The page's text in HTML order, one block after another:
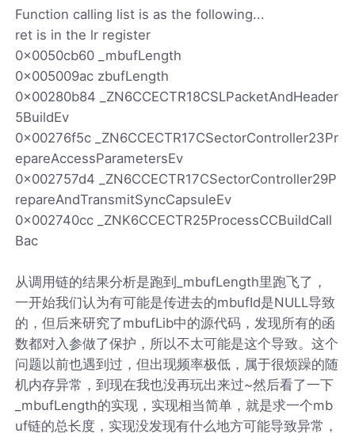
Function calling list is as the following...
ret is in the lr register
0x0050cb60 _mbufLength
0x005009ac zbufLength
0x00280b84 _ZN6CCECTR18CSLPacketAndHeader
5BuildEv
0x00276f5c _ZN6CCECTR17CSectorController23Pr
epareAccessParametersEv
0x002757d4 _ZN6CCECTR17CSectorController29P
repareAndTransmitSyncCapsuleEv
0x002740cc _ZNK6CCECTR25ProcessCCBuildCall
Bac
从调用链的结果分析是跑到_mbufLength里跑飞了，
一开始我们认为有可能是传进去的mbufId是NULL导致
的，但后来研究了mbufLib中的源代码，发现所有的函
数都对入参做了保护，所以不太可能是这个导致。这个
问题以前也遇到过，但出现频率极低，属于很烦躁的随
机内存异常，到现在我也没再玩出来过~然后看了一下
_mbufLength的实现，实现相当简单，就是求一个mb
uf链的总长度，实现没发现有什么地方可能导致异常，